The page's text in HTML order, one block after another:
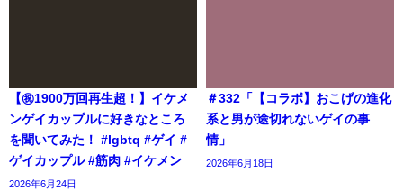
【㊗️1900万回再生超！】イケメ
ンゲイカップルに好きなところ
を聞いてみた！ #lgbtq #ゲイ #
ゲイカップル #筋肉 #イケメン
2026年6月24日
＃332「【コラボ】おこげの進化
系と男が途切れないゲイの事
情」
2026年6月18日